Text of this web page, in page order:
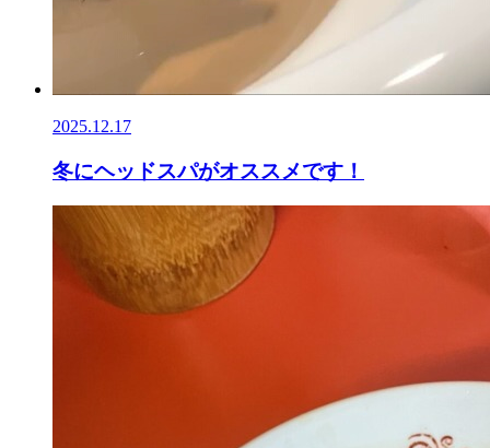
2025.12.17
冬にヘッドスパがオススメです！